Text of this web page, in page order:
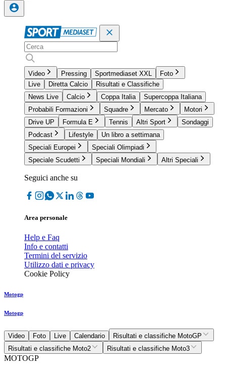
Video Pressing Sportmediaset XXL
Foto
Live
Diretta Calcio
Risultati e Classifiche
News Live
Calcio Coppa Italia
Supercoppa Italiana
Probabili Formazioni
Squadre Mercato
Motori
Drive UP
Formula E Tennis Altri Sport
Sondaggi
Podcast
Lifestyle
Un libro a settimana
Speciali Europei
Speciali Olimpiadi
Speciale Scudetti
Speciali Mondiali Altri Speciali
Seguici anche su
Area personale
Help e Faq
Info e contatti
Termini del servizio
Utilizzo dati e privacy
Cookie Policy
Motogp
Motogp
Video Foto Live Calendario
Risultati e classifiche MotoGP
Risultati e classifiche Moto2
Risultati e classifiche Moto3
MOTOGP